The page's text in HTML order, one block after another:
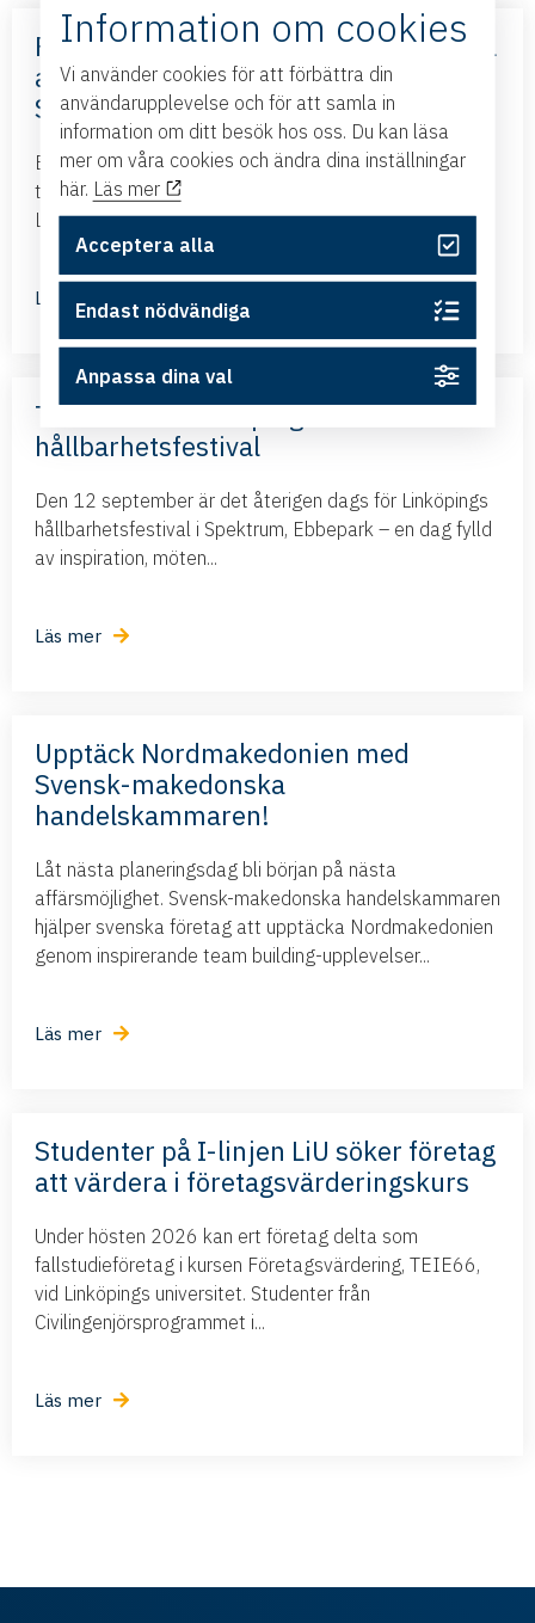
Frihandelsavtalet med Mercosur – nya
affärsmöjligheter – med Business
Sweden
Business Swedens kontor i Brasilien och Argentina
tillsammans med ambassadören i Brasilien kommer till
Linköping och presenterar det nya frihandelsavtalet...
Läs mer
Terra Viva – Linköpings största
hållbarhetsfestival
Den 12 september är det återigen dags för Linköpings
hållbarhetsfestival i Spektrum, Ebbepark – en dag fylld
av inspiration, möten...
Läs mer
Upptäck Nordmakedonien med
Svensk-makedonska
handelskammaren!
Låt nästa planeringsdag bli början på nästa
affärsmöjlighet. Svensk-makedonska handelskammaren
hjälper svenska företag att upptäcka Nordmakedonien
genom inspirerande team building-upplevelser...
Läs mer
Studenter på I-linjen LiU söker företag
att värdera i företagsvärderingskurs
Under hösten 2026 kan ert företag delta som
fallstudieföretag i kursen Företagsvärdering, TEIE66,
vid Linköpings universitet. Studenter från
Civilingenjörsprogrammet i...
Läs mer
Information om cookies
Vi använder cookies för att förbättra din
användarupplevelse och för att samla in
information om ditt besök hos oss. Du kan läsa
mer om våra cookies och ändra dina inställningar
här. Läs mer
Acceptera alla
Endast nödvändiga
Anpassa dina val